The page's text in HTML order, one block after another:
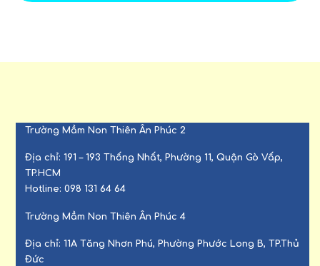
Trường Mầm Non Thiên Ân Phúc 2
Địa chỉ: 191 – 193 Thống Nhất, Phường 11, Quận Gò Vấp,
TP.HCM
Hotline: 098 131 64 64
Trường Mầm Non Thiên Ân Phúc 4
Địa chỉ: 11A Tăng Nhơn Phú, Phường Phước Long B, TP.Thủ
Đức